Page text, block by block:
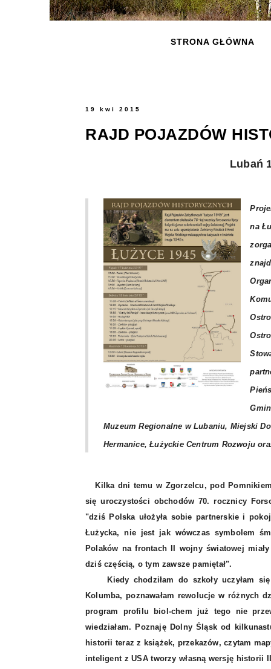
STRONA GŁÓWNA
19 kwi 2015
RAJD POJAZDÓW
Lubań
na
Muzeum Regionalne w Lubaniu, Miejski
Hermanice, Łużyckie Centrum Rozwoju
Kilka dni temu w Zgorzelcu, pod
się uroczystości obchodów 70. rocznicy
"dziś Polska ułożyła sobie partnerskie i
Łużycka, nie jest jak wówczas symbolem
Polaków na frontach II wojny światowej
dziś częścią, o tym zawsze pamiętał".
Kiedy chodziłam do szkoły uczyłam się
Kolumba, poznawałam rewolucje w różnych
program profilu biol-chem już tego nie
wiedziałam. Poznaję Dolny Śląsk od
historii teraz z książek, przekazów, czytam
inteligent z USA tworzy własną wersję historii